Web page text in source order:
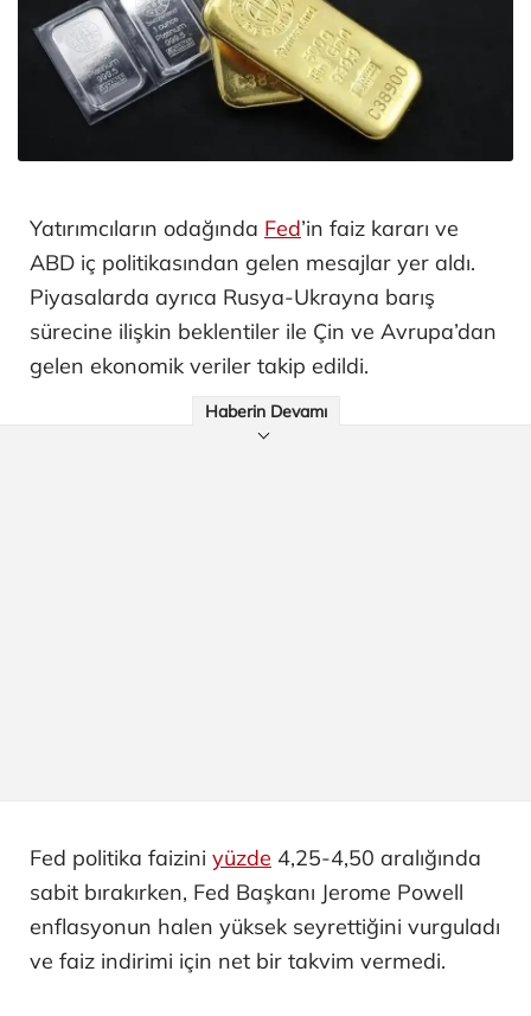
Yatırımcıların odağında Fed’in faiz kararı ve
ABD iç politikasından gelen mesajlar yer aldı.
Piyasalarda ayrıca Rusya-Ukrayna barış
sürecine ilişkin beklentiler ile Çin ve Avrupa’dan
gelen ekonomik veriler takip edildi.
Haberin Devamı
Fed politika faizini yüzde 4,25-4,50 aralığında
sabit bırakırken, Fed Başkanı Jerome Powell
enflasyonun halen yüksek seyrettiğini vurguladı
ve faiz indirimi için net bir takvim vermedi.